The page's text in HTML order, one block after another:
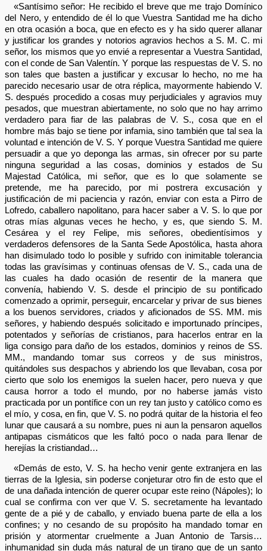
«Santísimo señor: He recibido el breve que me trajo Domínico
del Nero, y entendido de él lo que Vuestra Santidad me ha dicho
en otra ocasión a boca, que en efecto es y ha sido querer allanar
y justificar los grandes y notorios agravios hechos a S. M. C. mi
señor, los mismos que yo envié a representar a Vuestra Santidad,
con el conde de San Valentín. Y porque las respuestas de V. S. no
son tales que basten a justificar y excusar lo hecho, no me ha
parecido necesario usar de otra réplica, mayormente habiendo V.
S. después procedido a cosas muy perjudiciales y agravios muy
pesados, que muestran abiertamente, no solo que no hay arrimo
verdadero para fiar de las palabras de V. S., cosa que en el
hombre más bajo se tiene por infamia, sino también que tal sea la
voluntad e intención de V. S. Y porque Vuestra Santidad me quiere
persuadir a que yo deponga las armas, sin ofrecer por su parte
ninguna seguridad a las cosas, dominios y estados de Su
Majestad Católica, mi señor, que es lo que solamente se
pretende, me ha parecido, por mi postrera excusación y
justificación de mi paciencia y razón, enviar con esta a Pirro de
Lofredo, caballero napolitano, para hacer saber a V. S. lo que por
otras mías algunas veces he hecho, y es, que siendo S. M.
Cesárea y el rey Felipe, mis señores, obedientísimos y
verdaderos defensores de la Santa Sede Apostólica, hasta ahora
han disimulado todo lo posible y sufrido con inimitable tolerancia
todas las gravísimas y continuas ofensas de V. S., cada una de
las cuales ha dado ocasión de resentir de la manera que
convenía, habiendo V. S. desde el principio de su pontificado
comenzado a oprimir, perseguir, encarcelar y privar de sus bienes
a los buenos servidores, criados y aficionados de SS. MM. mis
señores, y habiendo después solicitado e importunado príncipes,
potentados y señorías de cristianos, para hacerlos entrar en la
liga consigo para daño de los estados, dominios y reinos de SS.
MM., mandando tomar sus correos y de sus ministros,
quitándoles sus despachos y abriendo los que llevaban, cosa por
cierto que solo los enemigos la suelen hacer, pero nueva y que
causa horror a todo el mundo, por no haberse jamás visto
practicada por un pontífice con un rey tan justo y católico como es
el mío, y cosa, en fin, que V. S. no podrá quitar de la historia el feo
lunar que causará a su nombre, pues ni aun la pensaron aquellos
antipapas cismáticos que les faltó poco o nada para llenar de
herejías la cristiandad…
«Demás de esto, V. S. ha hecho venir gente extranjera en las
tierras de la Iglesia, sin poderse conjeturar otro fin de esto que el
de una dañada intención de querer ocupar este reino (Nápoles); lo
cual se confirma con ver que V. S. secretamente ha levantado
gente de a pié y de caballo, y enviado buena parte de ella a los
confines; y no cesando de su propósito ha mandado tomar en
prisión y atormentar cruelmente a Juan Antonio de Tarsis…
inhumanidad sin duda más natural de un tirano que de un santo